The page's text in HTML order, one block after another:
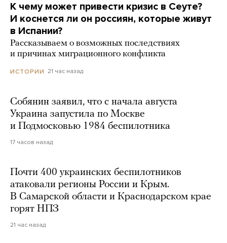
К чему может привести кризис в Сеуте?
И коснется ли он россиян, которые живут
в Испании?
Рассказываем о возможных последствиях
и причинах миграционного конфликта
ИСТОРИИ 21 час назад
Собянин заявил, что с начала августа
Украина запустила по Москве
и Подмосковью 1984 беспилотника
17 часов назад
Почти 400 украинских беспилотников
атаковали регионы России и Крым.
В Самарской области и Краснодарском крае
горят НПЗ
21 час назад